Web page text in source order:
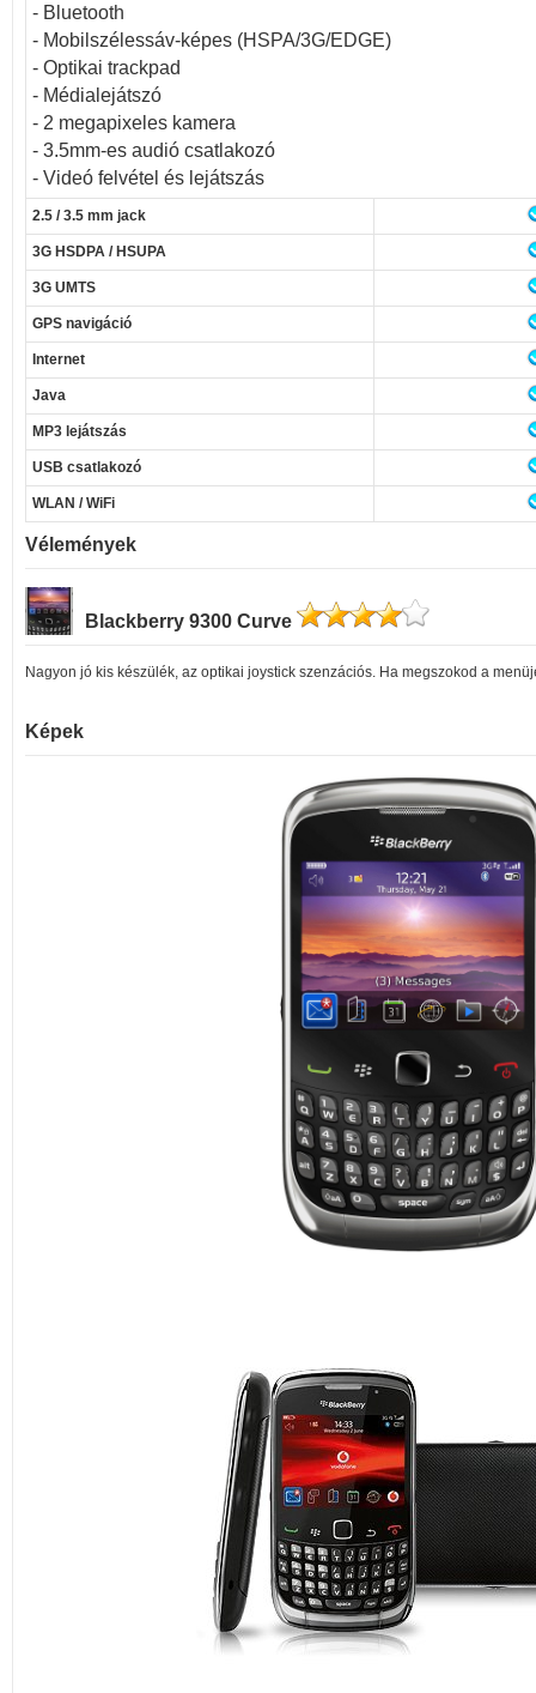
- Bluetooth
- Mobilszélessáv-képes (HSPA/3G/EDGE)
- Optikai trackpad
- Médialejátszó
- 2 megapixeles kamera
- 3.5mm-es audió csatlakozó
- Videó felvétel és lejátszás
2.5 / 3.5 mm jack
3G HSDPA / HSUPA
3G UMTS
GPS navigáció
Internet
Java
MP3 lejátszás
USB csatlakozó
WLAN / WiFi
Vélemények
Blackberry 9300 Curve
Nagyon jó kis készülék, az optikai joystick szenzációs. Ha megszokod a
Képek